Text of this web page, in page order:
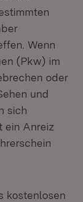
Wenn
(Pkw) im
oder
und
sich
ein Anreiz
kostenlosen